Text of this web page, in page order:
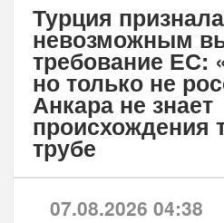
Турция признала
невозможным
требование ЕС:
но только не
Анкара не знает
происхождения
трубе
07.08.2026 04:38